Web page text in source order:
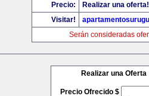
Precio:
Realizar una oferta!
Visitar!
Serán consideradas
Realizar una Oferta
Precio Ofrecido $